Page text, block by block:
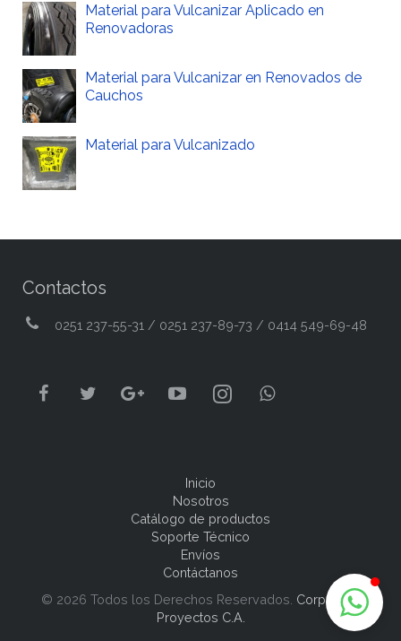
Material para Vulcanizar Aplicado en
Renovadoras
Material para Vulcanizar en Renovados de
Cauchos
Material para Vulcanizado
Contactos
0251 237-55-31 / 0251 237-89-73 / 0414 549-69-48
Inicio
Nosotros
Catálogo de productos
Soporte Técnico
Envíos
Contáctanos
© 2026 Todos los Derechos Reservados. Corpoweb
Proyectos C.A.